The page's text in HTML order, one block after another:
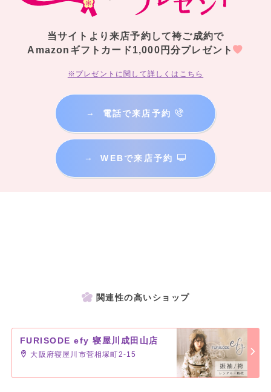
当サイトより来店予約して袴ご成約で
Amazonギフトカード1,000円分プレゼント
※プレゼントに関して詳しくはこちら
→ 電話で来店予約
→ WEBで来店予約
関連性の高いショップ
FURISODE efy 寝屋川成田山店
大阪府寝屋川市菅相塚町2-15